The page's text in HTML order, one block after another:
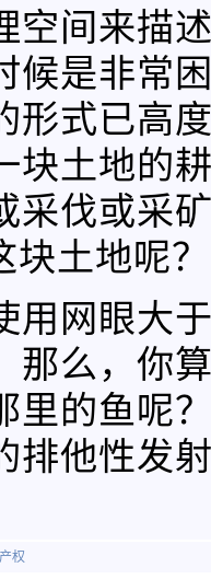
空间来描
候是非常
形式已高
块土地的
采伐或采
土地呢？
用网眼大
那么，你
里的鱼呢
排他性发
权